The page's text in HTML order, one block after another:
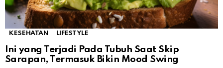
KESEHATAN LIFESTYLE
Ini yang Terjadi Pada Tubuh Saat Skip
Sarapan, Termasuk Bikin Mood Swing